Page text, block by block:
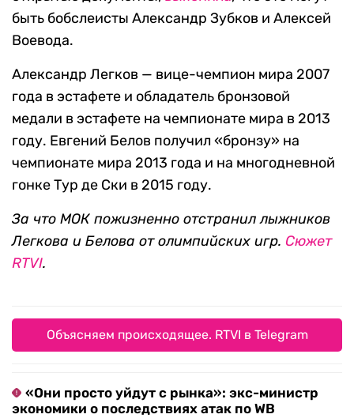
быть бобслеисты Александр Зубков и Алексей
Воевода.
Александр Легков — вице-чемпион мира 2007
года в эстафете и обладатель бронзовой
медали в эстафете на чемпионате мира в 2013
году. Евгений Белов получил «бронзу» на
чемпионате мира 2013 года и на многодневной
гонке Тур де Ски в 2015 году.
За что МОК пожизненно отстранил лыжников
Легкова и Белова от олимпийских игр. Сюжет
RTVI.
Объясняем происходящее. RTVI в Telegram
«Они просто уйдут с рынка»: экс-министр
экономики о последствиях атак по WB